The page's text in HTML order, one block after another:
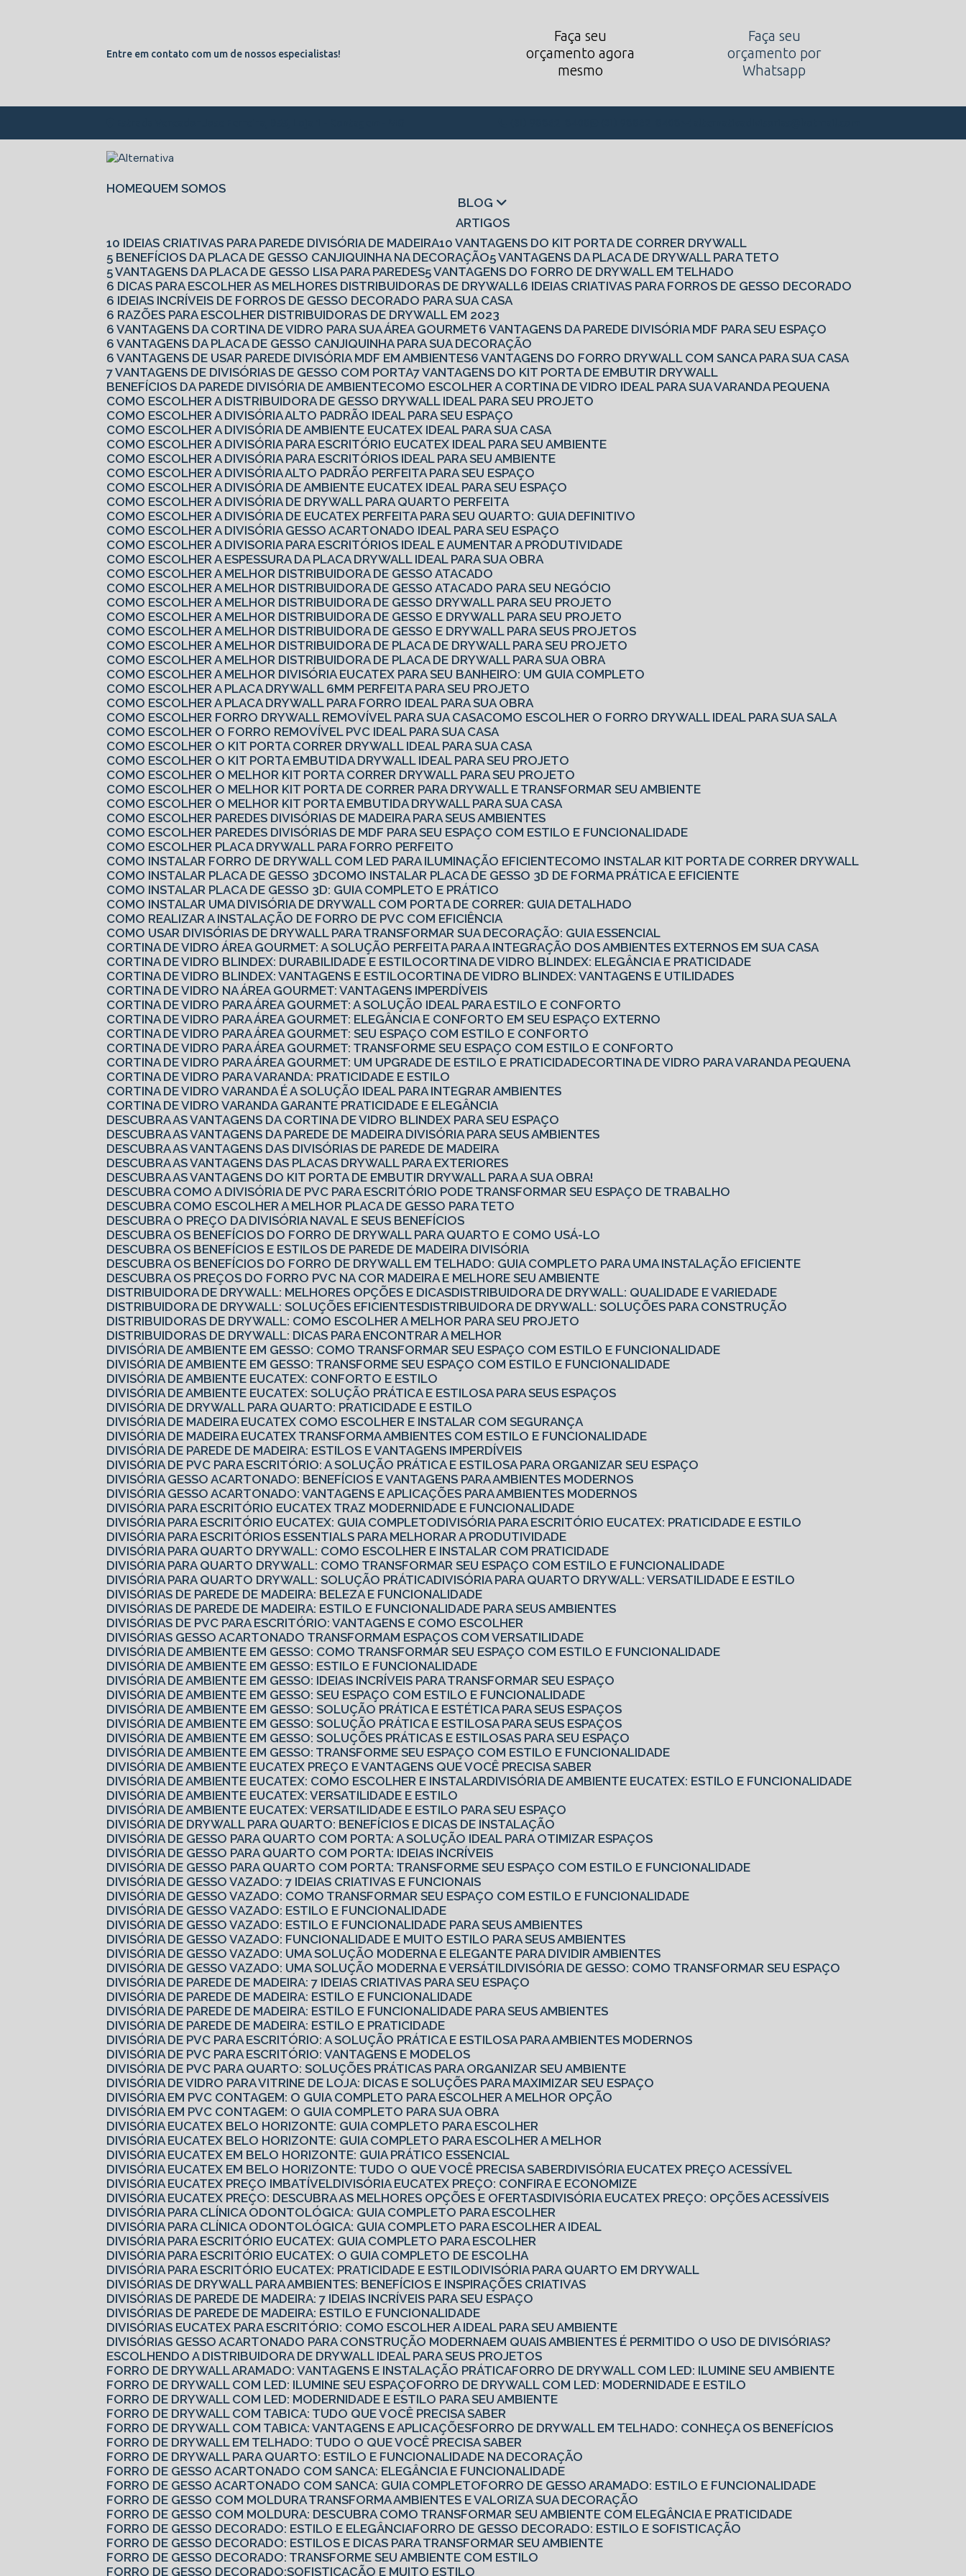
Entre em contato com um de nossos especialistas!
Faça seu
orçamento agora
mesmo
Faça seu
orçamento por
Whatsapp
HOME
QUEM SOMOS
BLOG
ARTIGOS
10 IDEIAS CRIATIVAS PARA PAREDE DIVISÓRIA DE MADEIRA 10 VANTAGENS DO KIT PORTA DE CORRER DRYWALL
5 BENEFÍCIOS DA PLACA DE GESSO CANJIQUINHA NA DECORAÇÃO 5 VANTAGENS DA PLACA DE DRYWALL PARA TETO
5 VANTAGENS DA PLACA DE GESSO LISA PARA PAREDES 5 VANTAGENS DO FORRO DE DRYWALL EM TELHADO
6 DICAS PARA ESCOLHER AS MELHORES DISTRIBUIDORAS DE DRYWALL
6 IDEIAS CRIATIVAS PARA FORROS DE GESSO DECORADO
6 IDEIAS INCRÍVEIS DE FORROS DE GESSO DECORADO PARA SUA CASA
6 RAZÕES PARA ESCOLHER DISTRIBUIDORAS DE DRYWALL EM 2023
6 VANTAGENS DA CORTINA DE VIDRO PARA SUA ÁREA GOURMET
6 VANTAGENS DA PAREDE DIVISÓRIA MDF PARA SEU ESPAÇO
6 VANTAGENS DA PLACA DE GESSO CANJIQUINHA PARA SUA DECORAÇÃO
6 VANTAGENS DE USAR PAREDE DIVISÓRIA MDF EM AMBIENTES
6 VANTAGENS DO FORRO DRYWALL COM SANCA PARA SUA CASA
7 VANTAGENS DE DIVISÓRIAS DE GESSO COM PORTA 7 VANTAGENS DO KIT PORTA DE EMBUTIR DRYWALL
BENEFÍCIOS DA PAREDE DIVISÓRIA DE AMBIENTE COMO ESCOLHER A CORTINA DE VIDRO IDEAL PARA SUA VARANDA PEQUENA
COMO ESCOLHER A DISTRIBUIDORA DE GESSO DRYWALL IDEAL PARA SEU PROJETO
COMO ESCOLHER A DIVISÓRIA ALTO PADRÃO IDEAL PARA SEU ESPAÇO
COMO ESCOLHER A DIVISÓRIA DE AMBIENTE EUCATEX IDEAL PARA SUA CASA
COMO ESCOLHER A DIVISÓRIA PARA ESCRITÓRIO EUCATEX IDEAL PARA SEU AMBIENTE
COMO ESCOLHER A DIVISÓRIA PARA ESCRITÓRIOS IDEAL PARA SEU AMBIENTE
COMO ESCOLHER A DIVISÓRIA ALTO PADRÃO PERFEITA PARA SEU ESPAÇO
COMO ESCOLHER A DIVISÓRIA DE AMBIENTE EUCATEX IDEAL PARA SEU ESPAÇO
COMO ESCOLHER A DIVISÓRIA DE DRYWALL PARA QUARTO PERFEITA
COMO ESCOLHER A DIVISÓRIA DE EUCATEX PERFEITA PARA SEU QUARTO: GUIA DEFINITIVO
COMO ESCOLHER A DIVISÓRIA GESSO ACARTONADO IDEAL PARA SEU ESPAÇO
COMO ESCOLHER A DIVISORIA PARA ESCRITÓRIOS IDEAL E AUMENTAR A PRODUTIVIDADE
COMO ESCOLHER A ESPESSURA DA PLACA DRYWALL IDEAL PARA SUA OBRA
COMO ESCOLHER A MELHOR DISTRIBUIDORA DE GESSO ATACADO
COMO ESCOLHER A MELHOR DISTRIBUIDORA DE GESSO ATACADO PARA SEU NEGÓCIO
COMO ESCOLHER A MELHOR DISTRIBUIDORA DE GESSO DRYWALL PARA SEU PROJETO
COMO ESCOLHER A MELHOR DISTRIBUIDORA DE GESSO E DRYWALL PARA SEU PROJETO
COMO ESCOLHER A MELHOR DISTRIBUIDORA DE GESSO E DRYWALL PARA SEUS PROJETOS
COMO ESCOLHER A MELHOR DISTRIBUIDORA DE PLACA DE DRYWALL PARA SEU PROJETO
COMO ESCOLHER A MELHOR DISTRIBUIDORA DE PLACA DE DRYWALL PARA SUA OBRA
COMO ESCOLHER A MELHOR DIVISÓRIA EUCATEX PARA SEU BANHEIRO: UM GUIA COMPLETO
COMO ESCOLHER A PLACA DRYWALL 6MM PERFEITA PARA SEU PROJETO
COMO ESCOLHER A PLACA DRYWALL PARA FORRO IDEAL PARA SUA OBRA
COMO ESCOLHER FORRO DRYWALL REMOVÍVEL PARA SUA CASA COMO ESCOLHER O FORRO DRYWALL IDEAL PARA SUA SALA
COMO ESCOLHER O FORRO REMOVÍVEL PVC IDEAL PARA SUA CASA
COMO ESCOLHER O KIT PORTA CORRER DRYWALL IDEAL PARA SUA CASA
COMO ESCOLHER O KIT PORTA EMBUTIDA DRYWALL IDEAL PARA SEU PROJETO
COMO ESCOLHER O MELHOR KIT PORTA CORRER DRYWALL PARA SEU PROJETO
COMO ESCOLHER O MELHOR KIT PORTA DE CORRER PARA DRYWALL E TRANSFORMAR SEU AMBIENTE
COMO ESCOLHER O MELHOR KIT PORTA EMBUTIDA DRYWALL PARA SUA CASA
COMO ESCOLHER PAREDES DIVISÓRIAS DE MADEIRA PARA SEUS AMBIENTES
COMO ESCOLHER PAREDES DIVISÓRIAS DE MDF PARA SEU ESPAÇO COM ESTILO E FUNCIONALIDADE
COMO ESCOLHER PLACA DRYWALL PARA FORRO PERFEITO
COMO INSTALAR FORRO DE DRYWALL COM LED PARA ILUMINAÇÃO EFICIENTE COMO INSTALAR KIT PORTA DE CORRER DRYWALL
COMO INSTALAR PLACA DE GESSO 3D
COMO INSTALAR PLACA DE GESSO 3D DE FORMA PRÁTICA E EFICIENTE
COMO INSTALAR PLACA DE GESSO 3D: GUIA COMPLETO E PRÁTICO
COMO INSTALAR UMA DIVISÓRIA DE DRYWALL COM PORTA DE CORRER: GUIA DETALHADO
COMO REALIZAR A INSTALAÇÃO DE FORRO DE PVC COM EFICIÊNCIA
COMO USAR DIVISÓRIAS DE DRYWALL PARA TRANSFORMAR SUA DECORAÇÃO: GUIA ESSENCIAL
CORTINA DE VIDRO ÁREA GOURMET: A SOLUÇÃO PERFEITA PARA A INTEGRAÇÃO DOS AMBIENTES EXTERNOS EM SUA CASA
CORTINA DE VIDRO BLINDEX: DURABILIDADE E ESTILO
CORTINA DE VIDRO BLINDEX: ELEGÂNCIA E PRATICIDADE
CORTINA DE VIDRO BLINDEX: VANTAGENS E ESTILO
CORTINA DE VIDRO BLINDEX: VANTAGENS E UTILIDADES
CORTINA DE VIDRO NA ÁREA GOURMET: VANTAGENS IMPERDÍVEIS
CORTINA DE VIDRO PARA ÁREA GOURMET: A SOLUÇÃO IDEAL PARA ESTILO E CONFORTO
CORTINA DE VIDRO PARA ÁREA GOURMET: ELEGÂNCIA E CONFORTO EM SEU ESPAÇO EXTERNO
CORTINA DE VIDRO PARA ÁREA GOURMET: SEU ESPAÇO COM ESTILO E CONFORTO
CORTINA DE VIDRO PARA ÁREA GOURMET: TRANSFORME SEU ESPAÇO COM ESTILO E CONFORTO
CORTINA DE VIDRO PARA ÁREA GOURMET: UM UPGRADE DE ESTILO E PRATICIDADE CORTINA DE VIDRO PARA VARANDA PEQUENA
CORTINA DE VIDRO PARA VARANDA: PRATICIDADE E ESTILO
CORTINA DE VIDRO VARANDA É A SOLUÇÃO IDEAL PARA INTEGRAR AMBIENTES
CORTINA DE VIDRO VARANDA GARANTE PRATICIDADE E ELEGÂNCIA
DESCUBRA AS VANTAGENS DA CORTINA DE VIDRO BLINDEX PARA SEU ESPAÇO
DESCUBRA AS VANTAGENS DA PAREDE DE MADEIRA DIVISÓRIA PARA SEUS AMBIENTES
DESCUBRA AS VANTAGENS DAS DIVISÓRIAS DE PAREDE DE MADEIRA
DESCUBRA AS VANTAGENS DAS PLACAS DRYWALL PARA EXTERIORES
DESCUBRA AS VANTAGENS DO KIT PORTA DE EMBUTIR DRYWALL PARA A SUA OBRA!
DESCUBRA COMO A DIVISÓRIA DE PVC PARA ESCRITÓRIO PODE TRANSFORMAR SEU ESPAÇO DE TRABALHO
DESCUBRA COMO ESCOLHER A MELHOR PLACA DE GESSO PARA TETO
DESCUBRA O PREÇO DA DIVISÓRIA NAVAL E SEUS BENEFÍCIOS
DESCUBRA OS BENEFÍCIOS DO FORRO DE DRYWALL PARA QUARTO E COMO USÁ-LO
DESCUBRA OS BENEFÍCIOS E ESTILOS DE PAREDE DE MADEIRA DIVISÓRIA
DESCUBRA OS BENEFÍCIOS DO FORRO DE DRYWALL EM TELHADO: GUIA COMPLETO PARA UMA INSTALAÇÃO EFICIENTE
DESCUBRA OS PREÇOS DO FORRO PVC NA COR MADEIRA E MELHORE SEU AMBIENTE
DISTRIBUIDORA DE DRYWALL: MELHORES OPÇÕES E DICAS
DISTRIBUIDORA DE DRYWALL: QUALIDADE E VARIEDADE
DISTRIBUIDORA DE DRYWALL: SOLUÇÕES EFICIENTES
DISTRIBUIDORA DE DRYWALL: SOLUÇÕES PARA CONSTRUÇÃO
DISTRIBUIDORAS DE DRYWALL: COMO ESCOLHER A MELHOR PARA SEU PROJETO
DISTRIBUIDORAS DE DRYWALL: DICAS PARA ENCONTRAR A MELHOR
DIVISÓRIA DE AMBIENTE EM GESSO: COMO TRANSFORMAR SEU ESPAÇO COM ESTILO E FUNCIONALIDADE
DIVISÓRIA DE AMBIENTE EM GESSO: TRANSFORME SEU ESPAÇO COM ESTILO E FUNCIONALIDADE
DIVISÓRIA DE AMBIENTE EUCATEX: CONFORTO E ESTILO
DIVISÓRIA DE AMBIENTE EUCATEX: SOLUÇÃO PRÁTICA E ESTILOSA PARA SEUS ESPAÇOS
DIVISÓRIA DE DRYWALL PARA QUARTO: PRATICIDADE E ESTILO
DIVISÓRIA DE MADEIRA EUCATEX COMO ESCOLHER E INSTALAR COM SEGURANÇA
DIVISÓRIA DE MADEIRA EUCATEX TRANSFORMA AMBIENTES COM ESTILO E FUNCIONALIDADE
DIVISÓRIA DE PAREDE DE MADEIRA: ESTILOS E VANTAGENS IMPERDÍVEIS
DIVISÓRIA DE PVC PARA ESCRITÓRIO: A SOLUÇÃO PRÁTICA E ESTILOSA PARA ORGANIZAR SEU ESPAÇO
DIVISÓRIA GESSO ACARTONADO: BENEFÍCIOS E VANTAGENS PARA AMBIENTES MODERNOS
DIVISÓRIA GESSO ACARTONADO: VANTAGENS E APLICAÇÕES PARA AMBIENTES MODERNOS
DIVISÓRIA PARA ESCRITÓRIO EUCATEX TRAZ MODERNIDADE E FUNCIONALIDADE
DIVISÓRIA PARA ESCRITÓRIO EUCATEX: GUIA COMPLETO
DIVISÓRIA PARA ESCRITÓRIO EUCATEX: PRATICIDADE E ESTILO
DIVISÓRIA PARA ESCRITÓRIOS ESSENTIALS PARA MELHORAR A PRODUTIVIDADE
DIVISÓRIA PARA QUARTO DRYWALL: COMO ESCOLHER E INSTALAR COM PRATICIDADE
DIVISÓRIA PARA QUARTO DRYWALL: COMO TRANSFORMAR SEU ESPAÇO COM ESTILO E FUNCIONALIDADE
DIVISÓRIA PARA QUARTO DRYWALL: SOLUÇÃO PRÁTICA
DIVISÓRIA PARA QUARTO DRYWALL: VERSATILIDADE E ESTILO
DIVISÓRIAS DE PAREDE DE MADEIRA: BELEZA E FUNCIONALIDADE
DIVISÓRIAS DE PAREDE DE MADEIRA: ESTILO E FUNCIONALIDADE PARA SEUS AMBIENTES
DIVISÓRIAS DE PVC PARA ESCRITÓRIO: VANTAGENS E COMO ESCOLHER
DIVISÓRIAS GESSO ACARTONADO TRANSFORMAM ESPAÇOS COM VERSATILIDADE
DIVISÓRIA DE AMBIENTE EM GESSO: COMO TRANSFORMAR SEU ESPAÇO COM ESTILO E FUNCIONALIDADE
DIVISÓRIA DE AMBIENTE EM GESSO: ESTILO E FUNCIONALIDADE
DIVISÓRIA DE AMBIENTE EM GESSO: IDEIAS INCRÍVEIS PARA TRANSFORMAR SEU ESPAÇO
DIVISÓRIA DE AMBIENTE EM GESSO: SEU ESPAÇO COM ESTILO E FUNCIONALIDADE
DIVISÓRIA DE AMBIENTE EM GESSO: SOLUÇÃO PRÁTICA E ESTÉTICA PARA SEUS ESPAÇOS
DIVISÓRIA DE AMBIENTE EM GESSO: SOLUÇÃO PRÁTICA E ESTILOSA PARA SEUS ESPAÇOS
DIVISÓRIA DE AMBIENTE EM GESSO: SOLUÇÕES PRÁTICAS E ESTILOSAS PARA SEU ESPAÇO
DIVISÓRIA DE AMBIENTE EM GESSO: TRANSFORME SEU ESPAÇO COM ESTILO E FUNCIONALIDADE
DIVISÓRIA DE AMBIENTE EUCATEX PREÇO E VANTAGENS QUE VOCÊ PRECISA SABER
DIVISÓRIA DE AMBIENTE EUCATEX: COMO ESCOLHER E INSTALAR
DIVISÓRIA DE AMBIENTE EUCATEX: ESTILO E FUNCIONALIDADE
DIVISÓRIA DE AMBIENTE EUCATEX: VERSATILIDADE E ESTILO
DIVISÓRIA DE AMBIENTE EUCATEX: VERSATILIDADE E ESTILO PARA SEU ESPAÇO
DIVISÓRIA DE DRYWALL PARA QUARTO: BENEFÍCIOS E DICAS DE INSTALAÇÃO
DIVISÓRIA DE GESSO PARA QUARTO COM PORTA: A SOLUÇÃO IDEAL PARA OTIMIZAR ESPAÇOS
DIVISÓRIA DE GESSO PARA QUARTO COM PORTA: IDEIAS INCRÍVEIS
DIVISÓRIA DE GESSO PARA QUARTO COM PORTA: TRANSFORME SEU ESPAÇO COM ESTILO E FUNCIONALIDADE
DIVISÓRIA DE GESSO VAZADO: 7 IDEIAS CRIATIVAS E FUNCIONAIS
DIVISÓRIA DE GESSO VAZADO: COMO TRANSFORMAR SEU ESPAÇO COM ESTILO E FUNCIONALIDADE
DIVISÓRIA DE GESSO VAZADO: ESTILO E FUNCIONALIDADE
DIVISÓRIA DE GESSO VAZADO: ESTILO E FUNCIONALIDADE PARA SEUS AMBIENTES
DIVISÓRIA DE GESSO VAZADO: FUNCIONALIDADE E MUITO ESTILO PARA SEUS AMBIENTES
DIVISÓRIA DE GESSO VAZADO: UMA SOLUÇÃO MODERNA E ELEGANTE PARA DIVIDIR AMBIENTES
DIVISÓRIA DE GESSO VAZADO: UMA SOLUÇÃO MODERNA E VERSÁTIL
DIVISÓRIA DE GESSO: COMO TRANSFORMAR SEU ESPAÇO
DIVISÓRIA DE PAREDE DE MADEIRA: 7 IDEIAS CRIATIVAS PARA SEU ESPAÇO
DIVISÓRIA DE PAREDE DE MADEIRA: ESTILO E FUNCIONALIDADE
DIVISÓRIA DE PAREDE DE MADEIRA: ESTILO E FUNCIONALIDADE PARA SEUS AMBIENTES
DIVISÓRIA DE PAREDE DE MADEIRA: ESTILO E PRATICIDADE
DIVISÓRIA DE PVC PARA ESCRITÓRIO: A SOLUÇÃO PRÁTICA E ESTILOSA PARA AMBIENTES MODERNOS
DIVISÓRIA DE PVC PARA ESCRITÓRIO: VANTAGENS E MODELOS
DIVISÓRIA DE PVC PARA QUARTO: SOLUÇÕES PRÁTICAS PARA ORGANIZAR SEU AMBIENTE
DIVISÓRIA DE VIDRO PARA VITRINE DE LOJA: DICAS E SOLUÇÕES PARA MAXIMIZAR SEU ESPAÇO
DIVISÓRIA EM PVC CONTAGEM: O GUIA COMPLETO PARA ESCOLHER A MELHOR OPÇÃO
DIVISÓRIA EM PVC CONTAGEM: O GUIA COMPLETO PARA SUA OBRA
DIVISÓRIA EUCATEX BELO HORIZONTE: GUIA COMPLETO PARA ESCOLHER
DIVISÓRIA EUCATEX BELO HORIZONTE: GUIA COMPLETO PARA ESCOLHER A MELHOR
DIVISÓRIA EUCATEX EM BELO HORIZONTE: GUIA PRÁTICO ESSENCIAL
DIVISÓRIA EUCATEX EM BELO HORIZONTE: TUDO O QUE VOCÊ PRECISA SABER
DIVISÓRIA EUCATEX PREÇO ACESSÍVEL
DIVISÓRIA EUCATEX PREÇO IMBATÍVEL
DIVISÓRIA EUCATEX PREÇO: CONFIRA E ECONOMIZE
DIVISÓRIA EUCATEX PREÇO: DESCUBRA AS MELHORES OPÇÕES E OFERTAS
DIVISÓRIA EUCATEX PREÇO: OPÇÕES ACESSÍVEIS
DIVISÓRIA PARA CLÍNICA ODONTOLÓGICA: GUIA COMPLETO PARA ESCOLHER
DIVISÓRIA PARA CLÍNICA ODONTOLÓGICA: GUIA COMPLETO PARA ESCOLHER A IDEAL
DIVISÓRIA PARA ESCRITÓRIO EUCATEX: GUIA COMPLETO PARA ESCOLHER
DIVISÓRIA PARA ESCRITÓRIO EUCATEX: O GUIA COMPLETO DE ESCOLHA
DIVISÓRIA PARA ESCRITÓRIO EUCATEX: PRATICIDADE E ESTILO
DIVISÓRIA PARA QUARTO EM DRYWALL
DIVISÓRIAS DE DRYWALL PARA AMBIENTES: BENEFÍCIOS E INSPIRAÇÕES CRIATIVAS
DIVISÓRIAS DE PAREDE DE MADEIRA: 7 IDEIAS INCRÍVEIS PARA SEU ESPAÇO
DIVISÓRIAS DE PAREDE DE MADEIRA: ESTILO E FUNCIONALIDADE
DIVISÓRIAS EUCATEX PARA ESCRITÓRIO: COMO ESCOLHER A IDEAL PARA SEU AMBIENTE
DIVISÓRIAS GESSO ACARTONADO PARA CONSTRUÇÃO MODERNA EM QUAIS AMBIENTES É PERMITIDO O USO DE DIVISÓRIAS?
ESCOLHENDO A DISTRIBUIDORA DE DRYWALL IDEAL PARA SEUS PROJETOS
FORRO DE DRYWALL ARAMADO: VANTAGENS E INSTALAÇÃO PRÁTICA FORRO DE DRYWALL COM LED: ILUMINE SEU AMBIENTE
FORRO DE DRYWALL COM LED: ILUMINE SEU ESPAÇO FORRO DE DRYWALL COM LED: MODERNIDADE E ESTILO
FORRO DE DRYWALL COM LED: MODERNIDADE E ESTILO PARA SEU AMBIENTE
FORRO DE DRYWALL COM TABICA: TUDO QUE VOCÊ PRECISA SABER
FORRO DE DRYWALL COM TABICA: VANTAGENS E APLICAÇÕES FORRO DE DRYWALL EM TELHADO: CONHEÇA OS BENEFÍCIOS
FORRO DE DRYWALL EM TELHADO: TUDO O QUE VOCÊ PRECISA SABER
FORRO DE DRYWALL PARA QUARTO: ESTILO E FUNCIONALIDADE NA DECORAÇÃO
FORRO DE GESSO ACARTONADO COM SANCA: ELEGÂNCIA E FUNCIONALIDADE
FORRO DE GESSO ACARTONADO COM SANCA: GUIA COMPLETO FORRO DE GESSO ARAMADO: ESTILO E FUNCIONALIDADE
FORRO DE GESSO COM MOLDURA TRANSFORMA AMBIENTES E VALORIZA SUA DECORAÇÃO
FORRO DE GESSO COM MOLDURA: DESCUBRA COMO TRANSFORMAR SEU AMBIENTE COM ELEGÂNCIA E PRATICIDADE
FORRO DE GESSO DECORADO: ESTILO E ELEGÂNCIA FORRO DE GESSO DECORADO: ESTILO E SOFISTICAÇÃO
FORRO DE GESSO DECORADO: ESTILOS E DICAS PARA TRANSFORMAR SEU AMBIENTE
FORRO DE GESSO DECORADO: TRANSFORME SEU AMBIENTE COM ESTILO
FORRO DE GESSO DECORADO:SOFISTICAÇÃO E MUITO ESTILO